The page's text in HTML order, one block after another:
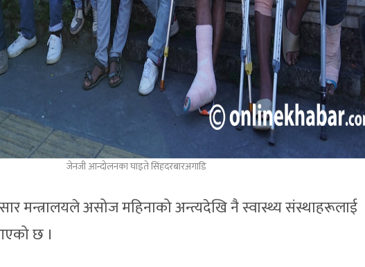
जेनजी आन्दोलनका घाइते सिंहदरबारअगाडि
मन्त्रालयले असोज महिनाको अन्त्यदेखि नै स्वास्थ्य संस्थाहरूलाई
छ ।